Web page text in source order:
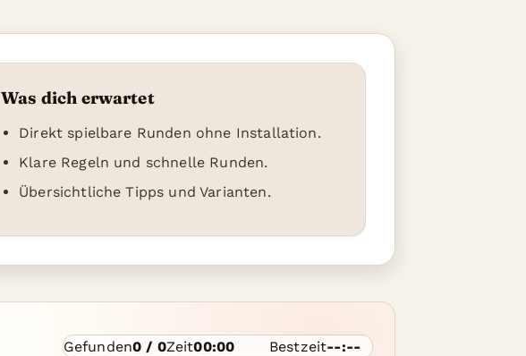
Was dich erwartet
Direkt spielbare Runden ohne Installation.
Klare Regeln und schnelle Runden.
Übersichtliche Tipps und Varianten.
Gefunden0 / 0Zeit00:00 Bestzeit--:--